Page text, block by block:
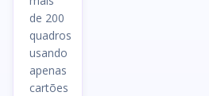
de 200
quadros
usando
apenas
cartões